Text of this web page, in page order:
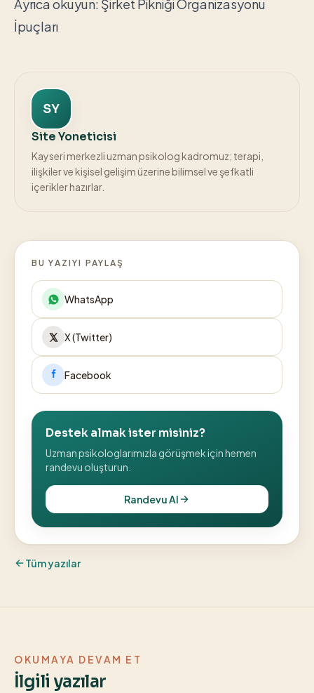
Ayrıca okuyun: Şirket Pikniği Organizasyonu
İpuçları
SY
Site Yoneticisi
Kayseri merkezli uzman psikolog kadromuz; terapi,
ilişkiler ve kişisel gelişim üzerine bilimsel ve şefkatli
içerikler hazırlar.
BU YAZIYI PAYLAŞ
WhatsApp
X (Twitter)
Facebook
Destek almak ister misiniz?
Uzman psikologlarımızla görüşmek için hemen
randevu oluşturun.
Randevu Al
Tüm yazılar
OKUMAYA DEVAM ET
İlgili yazılar